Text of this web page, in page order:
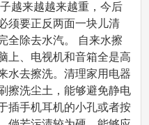
越来越越来越重，今后
须要正反两面一块儿清
全除去水汽。 自来水擦
上、电视机和音箱全是高
水去擦洗。清理家用电器
擦洗尘土，能够避免静电
插手机耳机的小孔或者按